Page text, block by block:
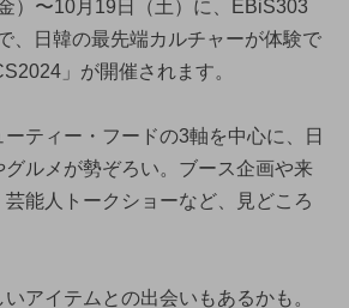
）〜10月19日（土）に、EBiS303
、日韓の最先端カルチャーが体験で
」が開催されます。
ティー・フードの3軸を中心に、日
ルメが勢ぞろい。ブース企画や来
能人トークショーなど、見どころ
アイテムとの出会いもあるかも。